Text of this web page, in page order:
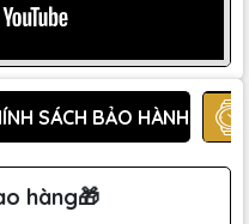
SÁCH BẢO HÀNH
hàng🎁